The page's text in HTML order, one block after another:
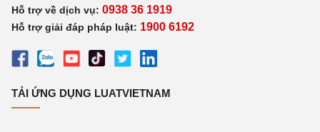
Hỗ trợ về dịch vụ: 0938 36 1919
Hỗ trợ giải đáp pháp luật: 1900 6192
TẢI ỨNG DỤNG LUATVIETNAM